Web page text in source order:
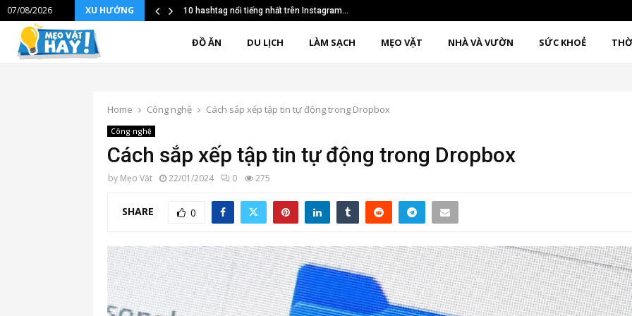
07/08/2026 XU HƯỚNG 10 hashtag nổi tiếng nhất trên Instagram…
ĐỒ ĂN DU LỊCH LÀM SẠCH MẸO VẶT NHÀ VÀ VƯỜN SỨC KHOẺ
Home Công nghệ Cách sắp xếp tập tin tự động trong Dropbox
Công nghệ
Cách sắp xếp tập tin tự động trong Dropbox
by Mẹo Vặt 22/01/2024 0 275
SHARE 0